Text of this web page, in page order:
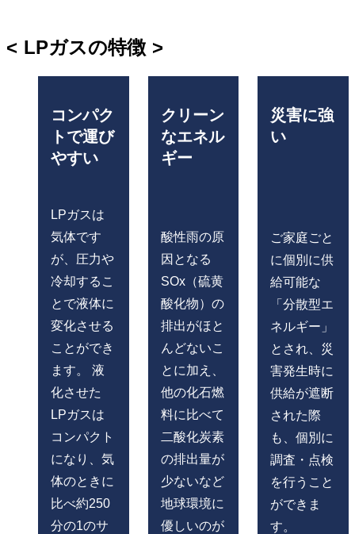
LPガスの特徴
コンパク
トで運び
やすい
LPガスは
気体です
が、圧力や
冷却するこ
とで液体に
変化させる
ことができ
ます。 液
化させた
LPガスは
コンパクト
になり、気
体のときに
比べ約250
分の1のサ
クリーン
なエネル
ギー
酸性雨の原
因となる
SOx（硫黄
酸化物）の
排出がほと
んどないこ
とに加え、
他の化石燃
料に比べて
二酸化炭素
の排出量が
少ないなど
地球環境に
優しいのが
災害に強
い
ご家庭ごと
に個別に供
給可能な
「分散型エ
ネルギー」
とされ、災
害発生時に
供給が遮断
された際
も、個別に
調査・点検
を行うこと
ができま
す。